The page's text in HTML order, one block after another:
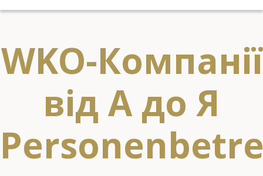
WKO-Компанії
від А до Я